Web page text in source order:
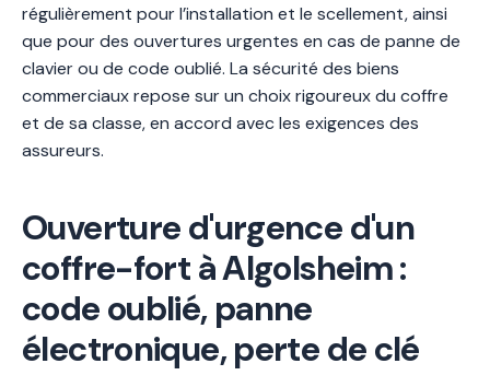
régulièrement pour l’installation et le scellement, ainsi
que pour des ouvertures urgentes en cas de panne de
clavier ou de code oublié. La sécurité des biens
commerciaux repose sur un choix rigoureux du coffre
et de sa classe, en accord avec les exigences des
assureurs.
Ouverture d'urgence d'un
coffre-fort à Algolsheim :
code oublié, panne
électronique, perte de clé